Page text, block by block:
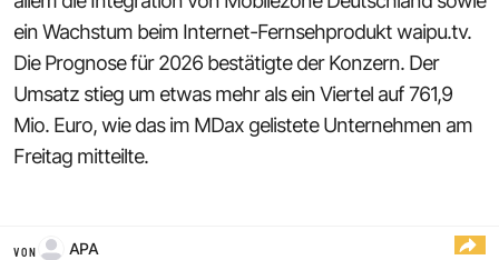
ein Wachstum beim Internet-Fernsehprodukt waipu.tv.
Die Prognose für 2026 bestätigte der Konzern. Der
Umsatz stieg um etwas mehr als ein Viertel auf 761,9
Mio. Euro, wie das im MDax gelistete Unternehmen am
Freitag mitteilte.
VON APA